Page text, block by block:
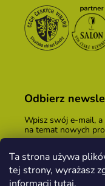
Ta strona używa
tej strony, wyrażasz
Odbierz
Wpisz swój e-mail, a
na temat nowych
Podając adres e-
handlowymi